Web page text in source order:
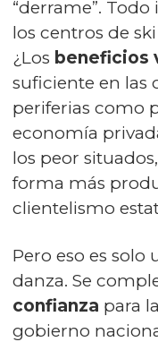
“derrame”.
los centros de
¿Los beneficios
suficiente en las
periferias como
economía
los peor
forma más
clientelismo
Pero eso es solo
danza. Se
confianza para
gobierno